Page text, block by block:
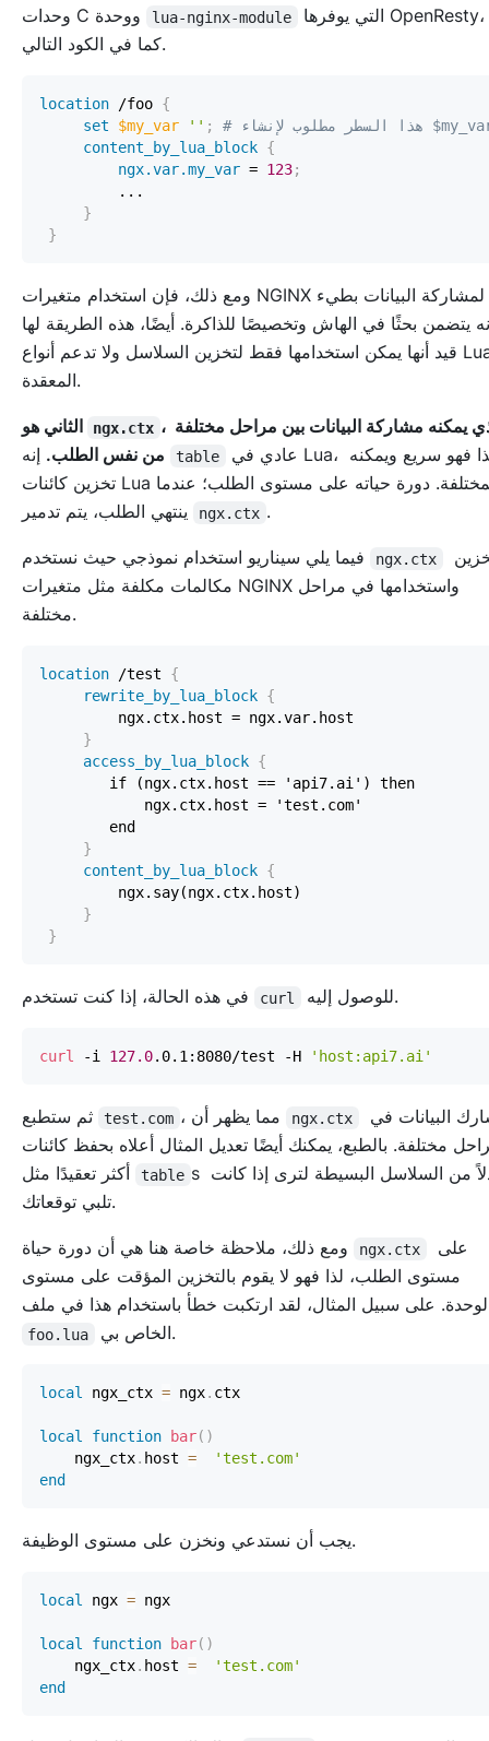
lua-nginx-module
كما في الكود التالي.
location /foo {
set
$my_var '' ;
content_by_lua_block {
ngx.var.my_var = 123;
}
}
ومع ذلك، فإن استخدام متغيرات NGINX لمشاركة البيانات بطيء
يتضمن بحثًا في الهاش وتخصيصًا للذاكرة. أيضًا، هذه الطريقة لها
قيد أنها يمكن استخدامها فقط لتخزين السلاسل ولا تدعم أنواع Lua
المعقدة.
ngx.ctx ، الذي يمكنه مشاركة البيانات بين مراحل مختلفة
من نفس الطلب.
table
تخزين كائنات Lua المختلفة. دورة حياته على مستوى الطلب؛ عندما
ngx.ctx .
ngx.ctx
مكالمات مكلفة مثل متغيرات NGINX واستخدامها في مراحل
مختلفة.
location /test
{
rewrite_by_lua_block {
}
access_by_lua_block {
}
content_by_lua_block {
}
}
curl للوصول إليه.
curl -i 127.0.0.1:8080/test -H 'host:api7.ai'
test.com ngx.ctx
مختلفة. بالطبع، يمكنك أيضًا تعديل المثال أعلاه بحفظ كائنات
table s بدلاً من السلاسل البسيطة لترى إذا كانت
تلبي توقعاتك.
ngx.ctx
مستوى الطلب، لذا فهو لا يقوم بالتخزين المؤقت على مستوى
على سبيل المثال، لقد ارتكبت خطأ باستخدام هذا في ملف
foo.lua الخاص بي.
local ngx_ctx = ngx.
local function bar( )
    ngx_ctx
. host =
'test.com'
end
يجب أن نستدعي ونخزن على مستوى الوظيفة.
local ngx =
local function bar( )
    ngx_ctx
. host =
'test.com'
end